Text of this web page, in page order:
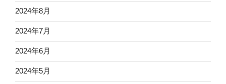
2024年8月
2024年7月
2024年6月
2024年5月